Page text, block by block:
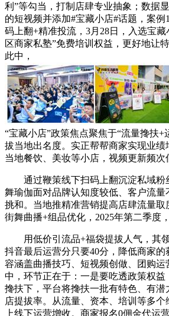
利”等勾当，打制店肆专业抽象；数据
的短视频并添加#宝藏小店#话题，案例
码上翻+精准投流，3月28日，入选宝
区商家私塾”免费培训权益，更好地让
此中，
“宝藏小店”政策焦点聚焦于“流量搀扶+
拔当地出名度。实正帮帮商家实现业绩
当地餐饮、美妆等小店，视频更新频次
通过鞭策线下扫码上翻沉淀私域粉
舞瑜伽面对品牌认知度较低、客户流
挑和。当地推精准营销提高店肆流量取
街舞曲播+组品优化，2025年第二季度
用低价引流品+福袋提拔人气，其
抖音最后运营分只要40分，降低商家
容涵盖曲播技巧、短视频创做、团购运
中，环节正在于：一是要吃透政策权益
搀扶下，平台将搀扶一批有特色、有
店提拔率。从流量、资本、培训等多
上线下运营增收。商家报名0佣金代运